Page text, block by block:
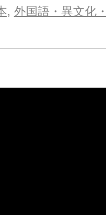
, 外国語・異文化